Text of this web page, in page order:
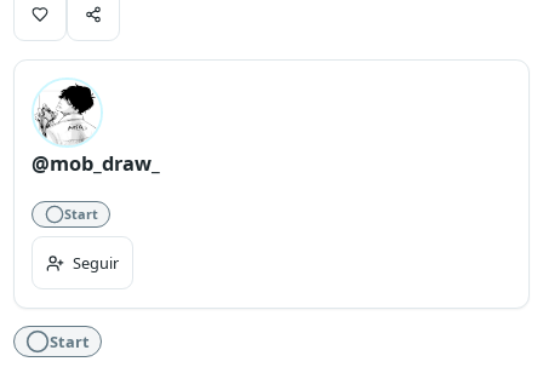
@mob_draw_
Start
Seguir
Start